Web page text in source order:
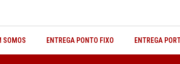
SOMOS ENTREGA PONTO FIXO ENTREGA